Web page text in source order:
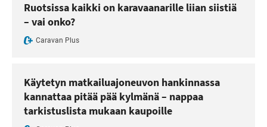
Ruotsissa kaikki on karavaanarille liian siistiä
– vai onko?
Caravan Plus
Käytetyn matkailuajoneuvon hankinnassa
kannattaa pitää pää kylmänä – nappaa
tarkistuslista mukaan kaupoille